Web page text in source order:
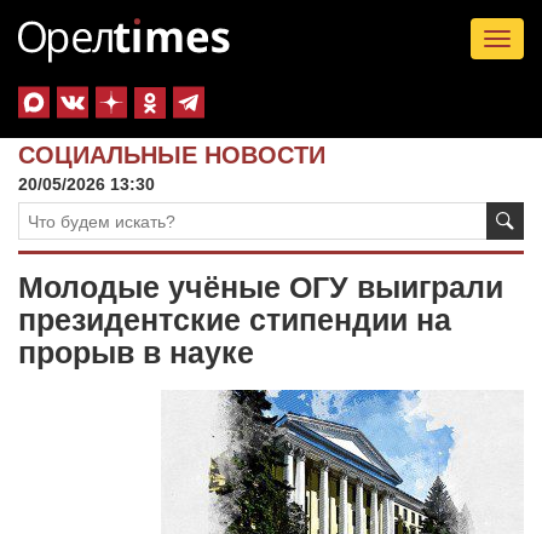
СОЦИАЛЬНЫЕ НОВОСТИ
20/05/2026 13:30
Молодые учёные ОГУ выиграли
президентские стипендии на
прорыв в науке